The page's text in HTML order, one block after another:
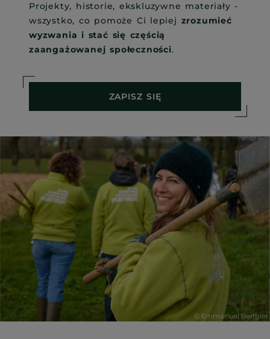
Projekty, historie, ekskluzywne materiały -
wszystko, co pomoże Ci lepiej zrozumieć
wyzwania i stać się częścią
zaangażowanej społeczności.
ZAPISZ SIĘ